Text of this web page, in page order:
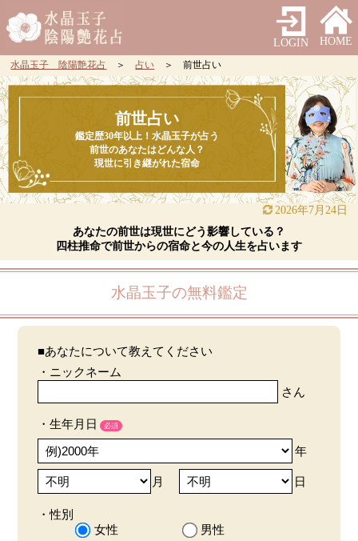
LOGIN HOME
水晶玉子 陰陽艶花占 ＞占い ＞ 前世占い
前世占い
鑑定歴30年以上！水晶玉子が占う
前世のあなたはどんな人？
現世に引き継がれた宿命
2026年7月24日
あなたの前世は現世にどう影響している？
四柱推命で前世からの宿命と今の人生を占います
水晶玉子の無料鑑定
■あなたについて教えてください
・ニックネーム
さん
・生年月日 必須
年
月 日
・性別
女性
男性